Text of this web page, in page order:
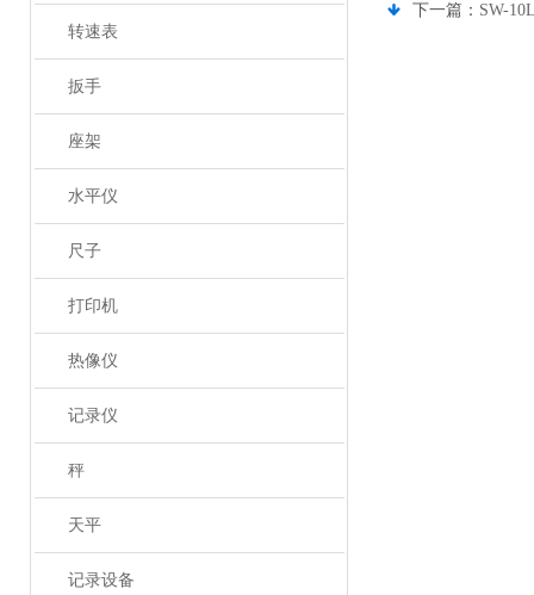
转速表
扳手
座架
水平仪
尺子
打印机
热像仪
记录仪
秤
天平
记录设备
下一篇： SW-